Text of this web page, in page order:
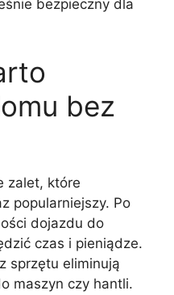
bezpieczny dla
bez
zalet, które
popularniejszy. Po
dojazdu do
czas i pieniądze.
sprzętu eliminują
maszyn czy hantli.